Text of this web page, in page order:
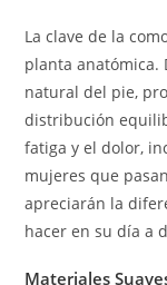
La clave de la
planta anatómica.
natural del pie,
distribución
fatiga y el dolor,
mujeres que
apreciarán la
hacer en su día a
Materiales